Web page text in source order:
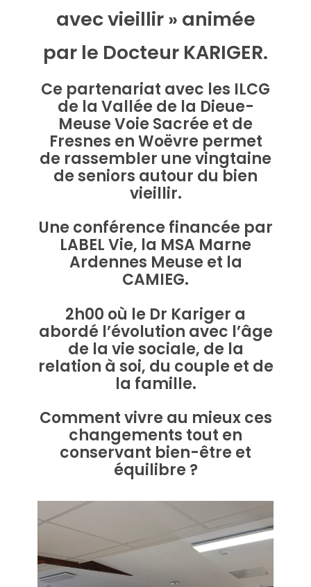
avec vieillir » animée
par le Docteur KARIGER.
Ce partenariat avec les ILCG
de la Vallée de la Dieue-
Meuse Voie Sacrée et de
Fresnes en Woëvre permet
de rassembler une vingtaine
de seniors autour du bien
vieillir.
Une conférence financée par
LABEL Vie, la MSA Marne
Ardennes Meuse et la
CAMIEG.
2h00 où le Dr Kariger a
abordé l’évolution avec l’âge
de la vie sociale, de la
relation à soi, du couple et de
la famille.
Comment vivre au mieux ces
changements tout en
conservant bien-être et
équilibre ?